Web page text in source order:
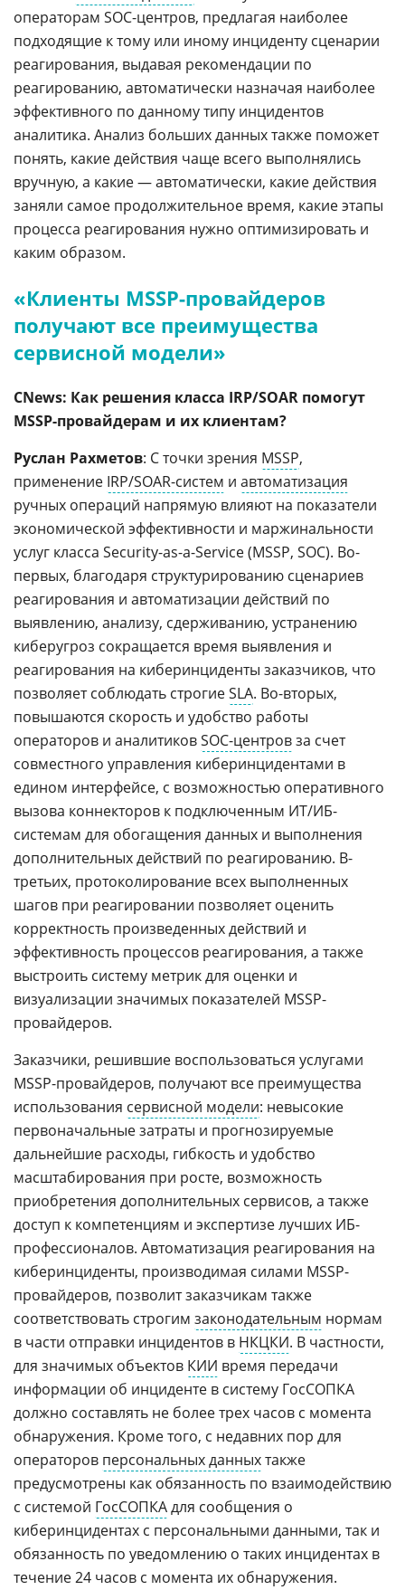
операторам SOC-центров, предлагая наиболее
подходящие к тому или иному инциденту сценарии
реагирования, выдавая рекомендации по
реагированию, автоматически назначая наиболее
эффективного по данному типу инцидентов
аналитика. Анализ больших данных также поможет
понять, какие действия чаще всего выполнялись
вручную, а какие — автоматически, какие действия
заняли самое продолжительное время, какие этапы
процесса реагирования нужно оптимизировать и
каким образом.
«Клиенты MSSP-провайдеров
получают все преимущества
сервисной модели»
CNews: Как решения класса IRP/SOAR помогут
MSSP-провайдерам и их клиентам?
Руслан Рахметов: С точки зрения MSSP,
применение IRP/SOAR-систем и автоматизация
ручных операций напрямую влияют на показатели
экономической эффективности и маржинальности
услуг класса Security-as-a-Service (MSSP, SOC). Во-
первых, благодаря структурированию сценариев
реагирования и автоматизации действий по
выявлению, анализу, сдерживанию, устранению
киберугроз сокращается время выявления и
реагирования на киберинциденты заказчиков, что
позволяет соблюдать строгиеSLA. Во-вторых,
повышаются скорость и удобство работы
операторов и аналитиковSOC-центровза счет
совместного управления киберинцидентами в
едином интерфейсе, с возможностью оперативного
вызова коннекторов к подключенным ИТ/ИБ-
системам для обогащения данных и выполнения
дополнительных действий по реагированию. В-
третьих, протоколирование всех выполненных
шагов при реагировании позволяет оценить
корректность произведенных действий и
эффективность процессов реагирования, а также
выстроить систему метрик для оценки и
визуализации значимых показателей MSSP-
провайдеров.
Заказчики, решившие воспользоваться услугами
MSSP-провайдеров, получают все преимущества
использования сервисной модели: невысокие
первоначальные затраты и прогнозируемые
дальнейшие расходы, гибкость и удобство
масштабирования при росте, возможность
приобретения дополнительных сервисов, а также
доступ к компетенциям и экспертизе лучших ИБ-
профессионалов. Автоматизация реагирования на
киберинциденты, производимая силами MSSP-
провайдеров, позволит заказчикам также
соответствовать строгим законодательным нормам
в части отправки инцидентов в НКЦКИ. В частности,
для значимых объектов КИИ время передачи
информации об инциденте в систему ГосСОПКА
должно составлять не более трех часов с момента
обнаружения. Кроме того, с недавних пор для
операторов персональных данныхтакже
предусмотрены как обязанность по взаимодействию
с системой ГосСОПКАдля сообщения о
киберинцидентах с персональными данными, так и
обязанность по уведомлению о таких инцидентах в
течение 24 часов с момента их обнаружения.